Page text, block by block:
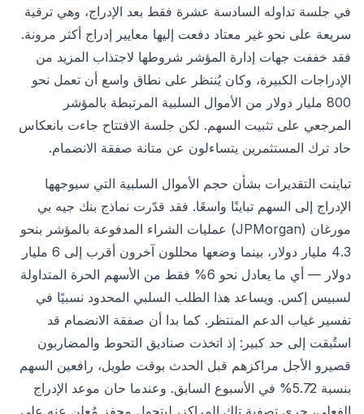
في جلسة تداوله السادسة عشرة فقط بعد الإدراج، وهي ترقية
سريعة على نحو غير معتاد دفعت إليها معايير إدراج أكثر مرونة.
فقد خففت جهات إدارة المؤشر شروطها لاجتذاب المزيد من
الإدراجات الكبيرة، وكان يُنتظر على نطاق واسع أن تعمل نحو
800 مليار دولار من الأموال السلبية المرتبطة بالمؤشر
المرجعي على تثبيت السهم. لكن جلسة الافتتاح جاءت بانعكاس
حاد ترك المستثمرين يتساءلون عن متانة صفقة الانضمام.
تباينت التقديرات بشأن حجم الأموال السلبية التي سيوجهها
الإدراج إلى السهم تباينًا واسعًا. فقد قدّرت نماذج بنك جيه بي
مورغان (JPMorgan) عمليات الشراء المدفوعة بالمؤشر بنحو
4.3 مليار دولار، بينما وضعها محللون آخرون أقرب إلى 6 مليار
دولار — أي ما يعادل نحو 6% فقط من الأسهم الحرة المتداولة
لسبيس إكس. ويساعد هذا الطلب السلبي المحدود نسبيًا في
تفسير غياب الدعم المنتظر. كما بدا أن صفقة الانضمام قد
استُبقت إلى حد كبير: إذ اتخذت صناديق التحوط والمضاربون
قصيرو الأجل مراكزهم قبل الحدث بوقت طويل، رافعين السهم
بنسبة 5.72% في الأسبوع السابق. وعندما حان موعد الإدراج
الفعلي، جرى تصفية تلك المراكز، ليتحول محفز مُعلن عنه على